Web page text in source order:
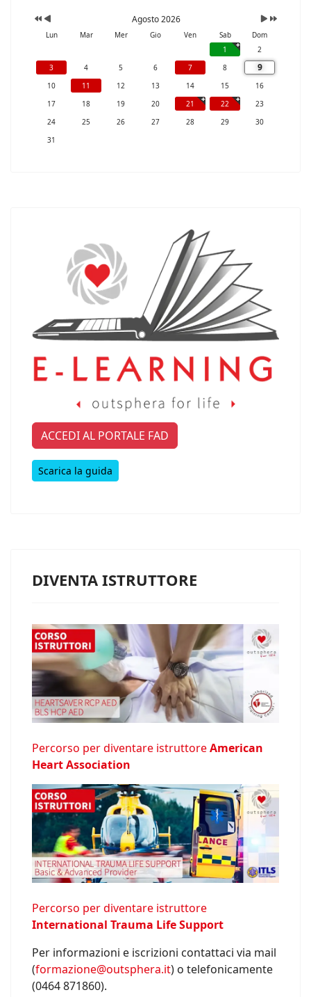
Agosto 2026
Lun Mar Mer Gio Ven Sab
Dom
1
2
3
4 5 6 7 8 9
10 11 12 13 14 15
16
17
18 19 20 21 22
23
24
25 26 27 28 29
30
31
ACCEDI AL PORTALE FAD
Scarica la guida
DIVENTA ISTRUTTORE
Percorso per diventare istruttoreAmerican
Heart Association
Percorso per diventare istruttore
International Trauma Life Support
Per informazioni e iscrizioni contattaci via mail
(formazione@outsphera.it) o telefonicamente
(0464 871860).